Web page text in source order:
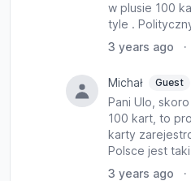
w plusie 100
tyle .
3 years ago
·
Michał Guest
Pani Ulo,
100 kart, to
karty
Polsce jest
3 years ago
·